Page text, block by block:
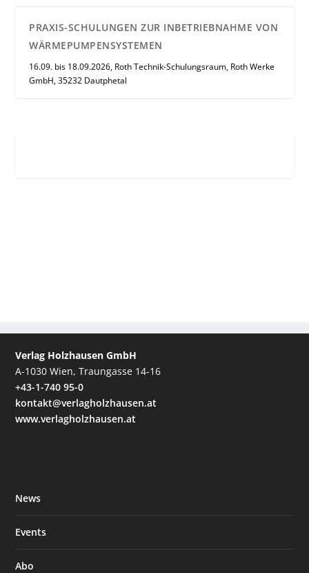
PRAXIS-SCHULUNGEN ZUR INBETRIEBNAHME VON
WÄRMEPUMPENSYSTEMEN
16.09. bis 18.09.2026, Roth Technik-Schulungsraum, Roth Werke
GmbH, 35232 Dautphetal
Verlag Holzhausen GmbH
A-1030 Wien, Traungasse 14-16
+43-1-740 95-0
kontakt@verlagholzhausen.at
www.verlagholzhausen.at
News
Events
Abo